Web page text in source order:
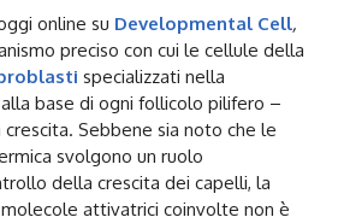
online su Developmental Cell,
preciso con cui le cellule della
specializzati nella
base di ogni follicolo pilifero –
Sebbene sia noto che le
svolgono un ruolo
della crescita dei capelli, la
attivatrici coinvolte non è